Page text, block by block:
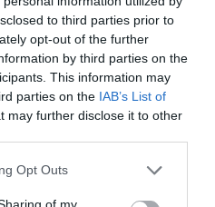
to third parties prior to
opt-out of the further
by third parties on the
This information may
parties on the IAB’s List of
may further disclose it to other
uses one or more Google
behaviour. You may click to
Opt Outs
of my